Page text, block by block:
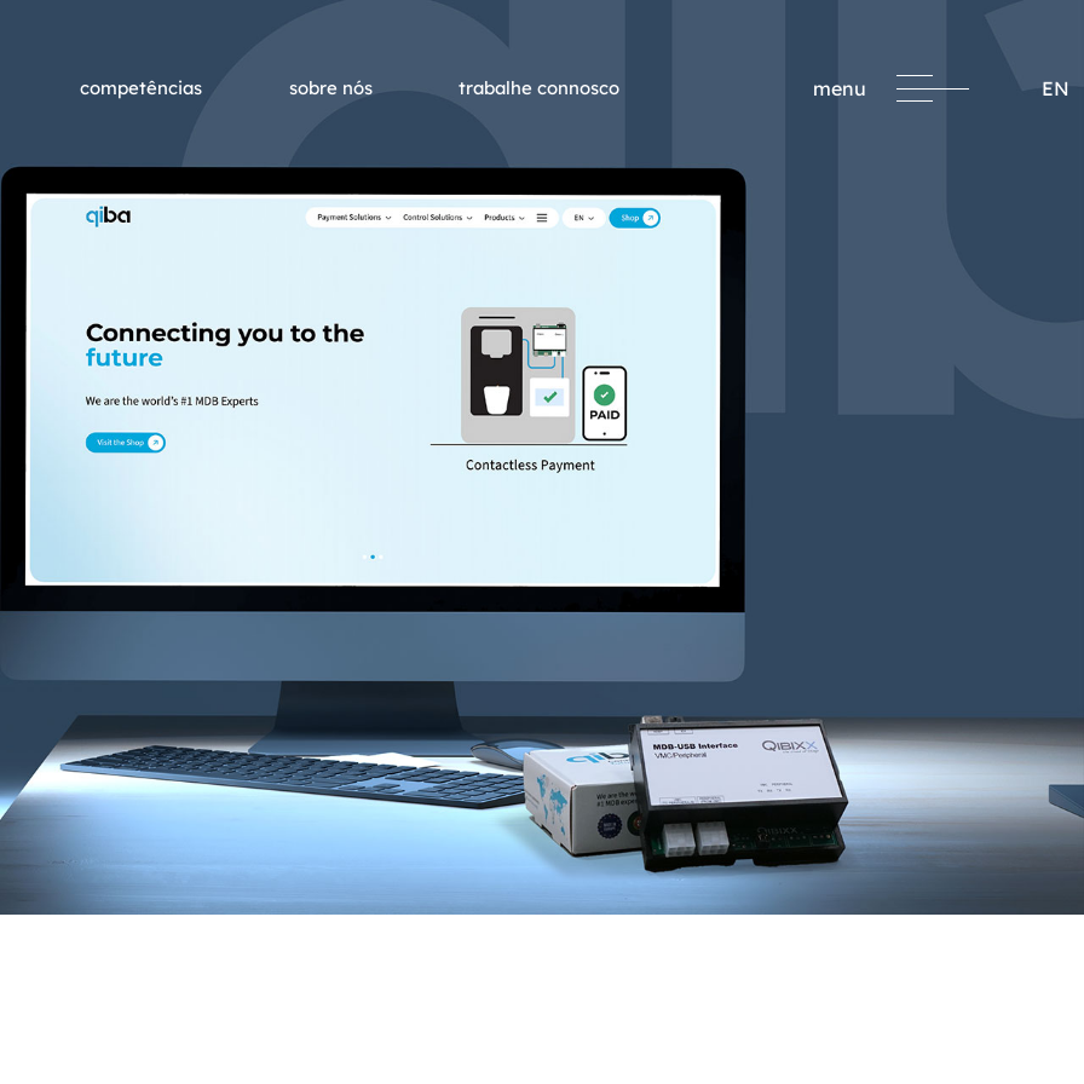
competências sobre nós trabalhe connosco menu EN